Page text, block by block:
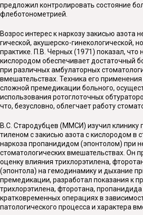
предложил контролировать состояние
флеботонометрией.
Возрос интерес к наркозу закисью азота
гической, акушерско-гинекологической,
практике. П.В. Черных (1971) показал, что
кислородом обеспечивает достаточный
при различных амбулаторных
вмешательствах. Техника его применения
сложной премедикации больного,
использования ротоглоточных
что, безусловно, облегчает работу
В.С. Стародубцев (ММСИ) изучил клинику
тиленом с закисью азота с кислородом в
наркоза пропанидидом (эпонтолом) при
стоматологических вмешательствах. Он
оценку влияния трихлорэтилена,
(эпонтола) на ге­модинамику и дыхание
премедикации, разработал по­казания к
трихлорэтилена, фторотана,
кратковременных операциях в
патологического процесса и характера